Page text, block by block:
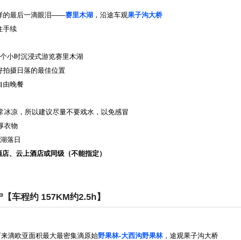
的最后一滴眼泪——赛里木湖 ，沿途车观果子沟大桥
手续
小时沉浸式游览赛里木湖
摄日落的最佳位置
由晚餐
凉，所以建议尽量不要戏水，以免感冒
衣物
落日
、云上酒店或同级（不能指定）
车程约 157KM约2.5h】
滴欧亚面积最大最密集滴原始野果林-大西沟野果林，途观果子沟大桥